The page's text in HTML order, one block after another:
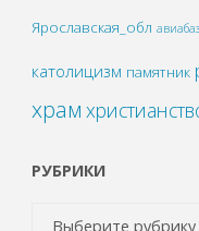
Ярославская_обл
католицизм памятник
храм
РУБРИКИ